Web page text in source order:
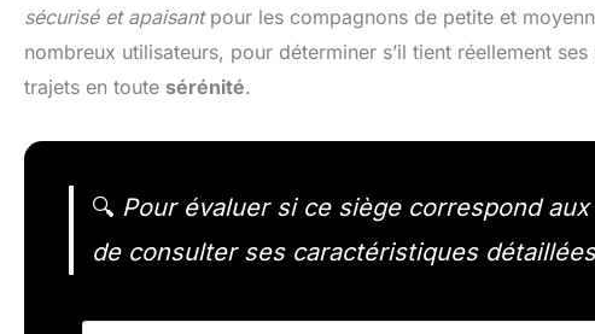
sécurisé et apaisantpour les compagnons de petite et
nombreux utilisateurs, pour déterminer s’il tient réellement
trajets en toute sérénité.
🔍 Pour évaluer si ce siège correspond
de consulter ses caractéristiques